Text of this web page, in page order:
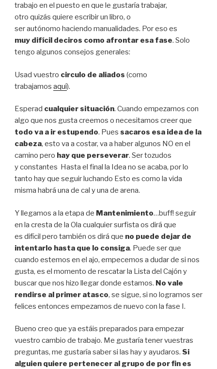
trabajo en el puesto en que le gustaría trabajar,
otro quizás quiere escribir un libro, o
ser autónomo haciendo manualidades. Por eso es
muy difícil deciros como afrontar esa fase. Solo
tengo algunos consejos generales:
Usad vuestro circulo de aliados (como
trabajamos aquí).
Esperad cualquier situación. Cuando empezamos con
algo que nos gusta creemos o necesitamos creer que
todo va a ir estupendo. Pues sacaros esa idea de la
cabeza, esto va a costar, va a haber algunos NO en el
camino pero hay que perseverar. Ser tozudos
y constantes Hasta el final la Idea no se acaba, por lo
tanto hay que seguir luchando Esto es como la vida
misma habrá una de cal y una de arena.
Y llegamos a la etapa de Mantenimiento…buff! seguir
en la cresta de la Ola cualquier surfista os dirá que
es difícil pero también os dirá que no puede dejar de
intentarlo hasta que lo consiga. Puede ser que
cuando estemos en el ajo, empecemos a dudar de si nos
gusta, es el momento de rescatar la Lista del Cajón y
buscar que nos hizo llegar donde estamos. No vale
rendirse al primer atasco, se sigue, si no logramos ser
felices entonces empezamos de nuevo con la fase I.
Bueno creo que ya estáis preparados para empezar
vuestro cambio de trabajo. Me gustaría tener vuestras
preguntas, me gustaría saber si las hay y ayudaros. Si
alguien quiere pertenecer al grupo de por fin es